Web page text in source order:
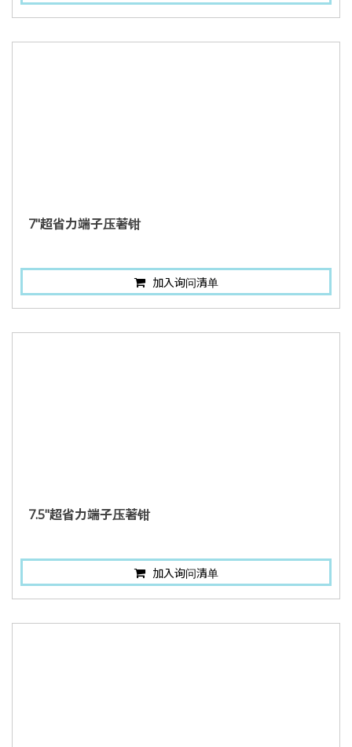
7"超省力端子压著钳
加入询问清单
7.5"超省力端子压著钳
加入询问清单